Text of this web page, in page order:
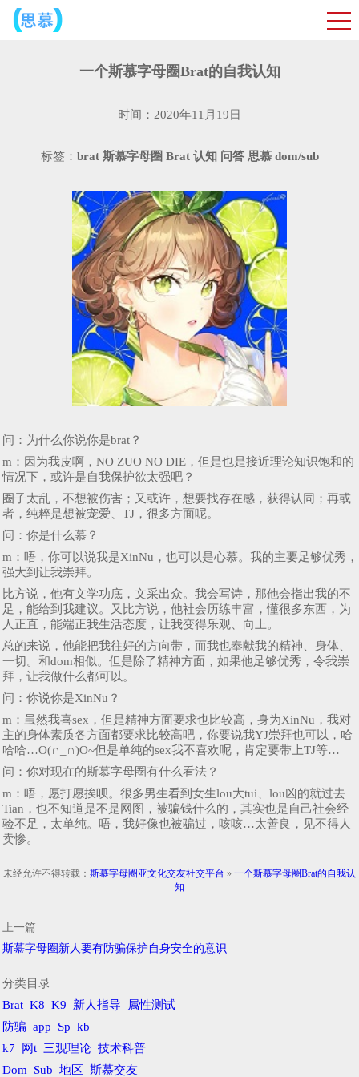
一个斯慕字母圈Brat的自我认知
时间：2020年11月19日
标签： brat 斯慕字母圈 Brat 认知 问答 思慕 dom/sub
问：为什么你说你是brat？
m：因为我皮啊，NO ZUO NO DIE，但是也是接近理论知识饱和的
情况下，或许是自我保护欲太强吧？
圈子太乱，不想被伤害；又或许，想要找存在感，获得认同；再或
者，纯粹是想被宠爱、TJ，很多方面呢。
问：你是什么慕？
m：唔，你可以说我是XinNu，也可以是心慕。我的主要足够优秀，
强大到让我崇拜。
比方说，他有文学功底，文采出众。我会写诗，那他会指出我的不
足，能给到我建议。又比方说，他社会历练丰富，懂很多东西，为
人正直，能端正我生活态度，让我变得乐观、向上。
总的来说，他能把我往好的方向带，而我也奉献我的精神、身体、
一切。和dom相似。但是除了精神方面，如果他足够优秀，令我崇
拜，让我做什么都可以。
问：你说你是XinNu？
m：虽然我喜sex，但是精神方面要求也比较高，身为XinNu，我对
主的身体素质各方面都要求比较高吧，你要说我YJ崇拜也可以，哈
哈哈…O(∩_∩)O~但是单纯的sex我不喜欢呢，肯定要带上TJ等…
问：你对现在的斯慕字母圈有什么看法？
m：唔，愿打愿挨呗。很多男生看到女生lou大tui、lou凶的就过去
Tian，也不知道是不是网图，被骗钱什么的，其实也是自己社会经
验不足，太单纯。唔，我好像也被骗过，咳咳…太善良，见不得人
卖惨。
未经允许不得转载： 斯慕字母圈亚文化交友社交平台 » 一个斯慕字母圈Brat的自我认
知
上一篇
斯慕字母圈新人要有防骗保护自身安全的意识
分类目录
Brat K8 K9 新人指导
属性测试
防骗 app Sp kb
k7
网t 三观理论 技术科普
Dom
Sub 地区 斯慕交友